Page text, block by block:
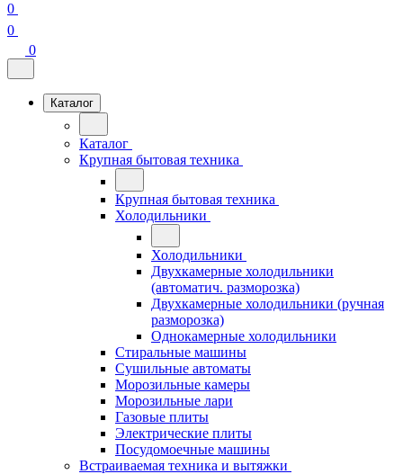
0
0
0
Каталог
Каталог
Крупная бытовая техника
Крупная бытовая техника
Холодильники
Холодильники
Двухкамерные холодильники
(автоматич. разморозка)
Двухкамерные холодильники (ручная
разморозка)
Однокамерные холодильники
Стиральные машины
Сушильные автоматы
Морозильные камеры
Морозильные лари
Газовые плиты
Электрические плиты
Посудомоечные машины
Встраиваемая техника и вытяжки